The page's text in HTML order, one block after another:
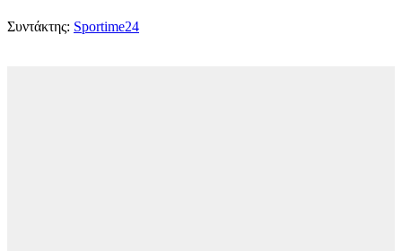
Συντάκτης: Sportime24